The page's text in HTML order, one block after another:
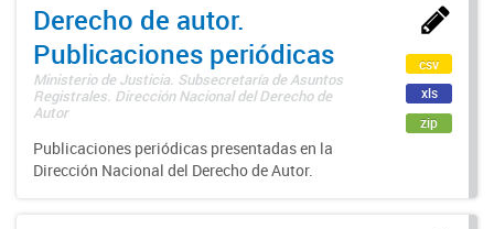
Derecho de autor.
Publicaciones periódicas
Ministerio de Justicia. Subsecretaría de Asuntos
Registrales. Dirección Nacional del Derecho de
Autor
Publicaciones periódicas presentadas en la
Dirección Nacional del Derecho de Autor.
csv
xls
zip